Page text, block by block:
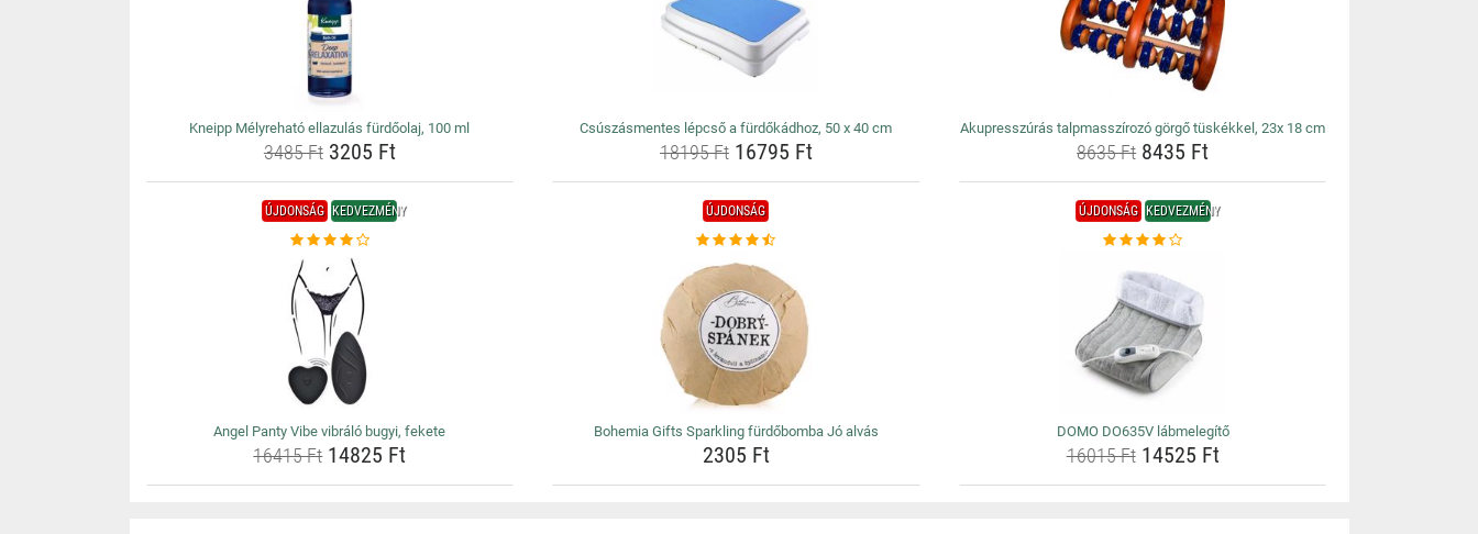
Kneipp Mélyreható ellazulás fürdőolaj, 100 ml
3485 Ft3205 Ft
Csúszásmentes lépcső a fürdőkádhoz, 50 x 40 cm
18195 Ft16795 Ft
Akupresszúrás talpmasszírozó görgő tüskékkel, 23x 18 cm
8635 Ft 8435 Ft
ÚJDONSÁG KEDVEZMÉNY
Angel Panty Vibe vibráló bugyi, fekete
16415 Ft14825 Ft
ÚJDONSÁG
Bohemia Gifts Sparkling fürdőbomba Jó alvás
2305 Ft
ÚJDONSÁG KEDVEZMÉNY
DOMO DO635V lábmelegítő
16015 Ft14525 Ft